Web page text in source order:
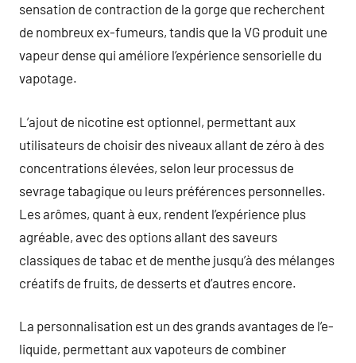
sensation de contraction de la gorge que recherchent
de nombreux ex-fumeurs, tandis que la VG produit une
vapeur dense qui améliore l’expérience sensorielle du
vapotage.
L’ajout de nicotine est optionnel, permettant aux
utilisateurs de choisir des niveaux allant de zéro à des
concentrations élevées, selon leur processus de
sevrage tabagique ou leurs préférences personnelles.
Les arômes, quant à eux, rendent l’expérience plus
agréable, avec des options allant des saveurs
classiques de tabac et de menthe jusqu’à des mélanges
créatifs de fruits, de desserts et d’autres encore.
La personnalisation est un des grands avantages de l’e-
liquide, permettant aux vapoteurs de combiner